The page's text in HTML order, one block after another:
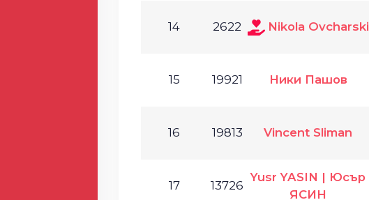
14 2622 Nikola Ovcharski
15 19921 Ники Пашов
16 19813 Vincent Sliman
17 13726
Yusr YASIN | Юсър
ЯСИН